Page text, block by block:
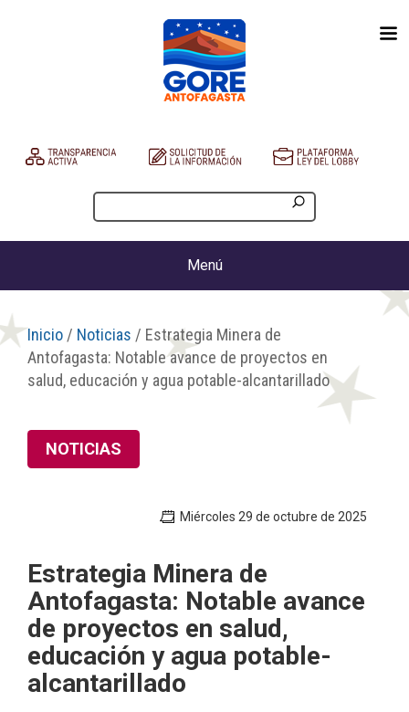
Menú
Inicio / Noticias / Estrategia Minera de
Antofagasta: Notable avance de proyectos en
salud, educación y agua potable-alcantarillado
NOTICIAS
Miércoles 29 de octubre de 2025
Estrategia Minera de
Antofagasta: Notable avance
de proyectos en salud,
educación y agua potable-
alcantarillado